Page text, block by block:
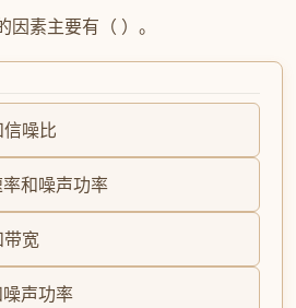
素主要有（ ）。
噪比
和噪声功率
带宽
声功率